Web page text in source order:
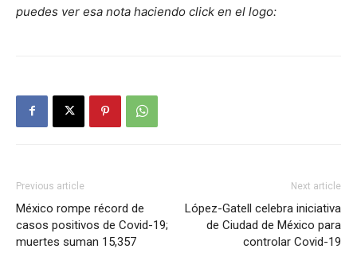
puedes ver esa nota haciendo click en el logo:
Previous article
México rompe récord de
casos positivos de Covid-19;
muertes suman 15,357
Next article
López-Gatell celebra iniciativa
de Ciudad de México para
controlar Covid-19